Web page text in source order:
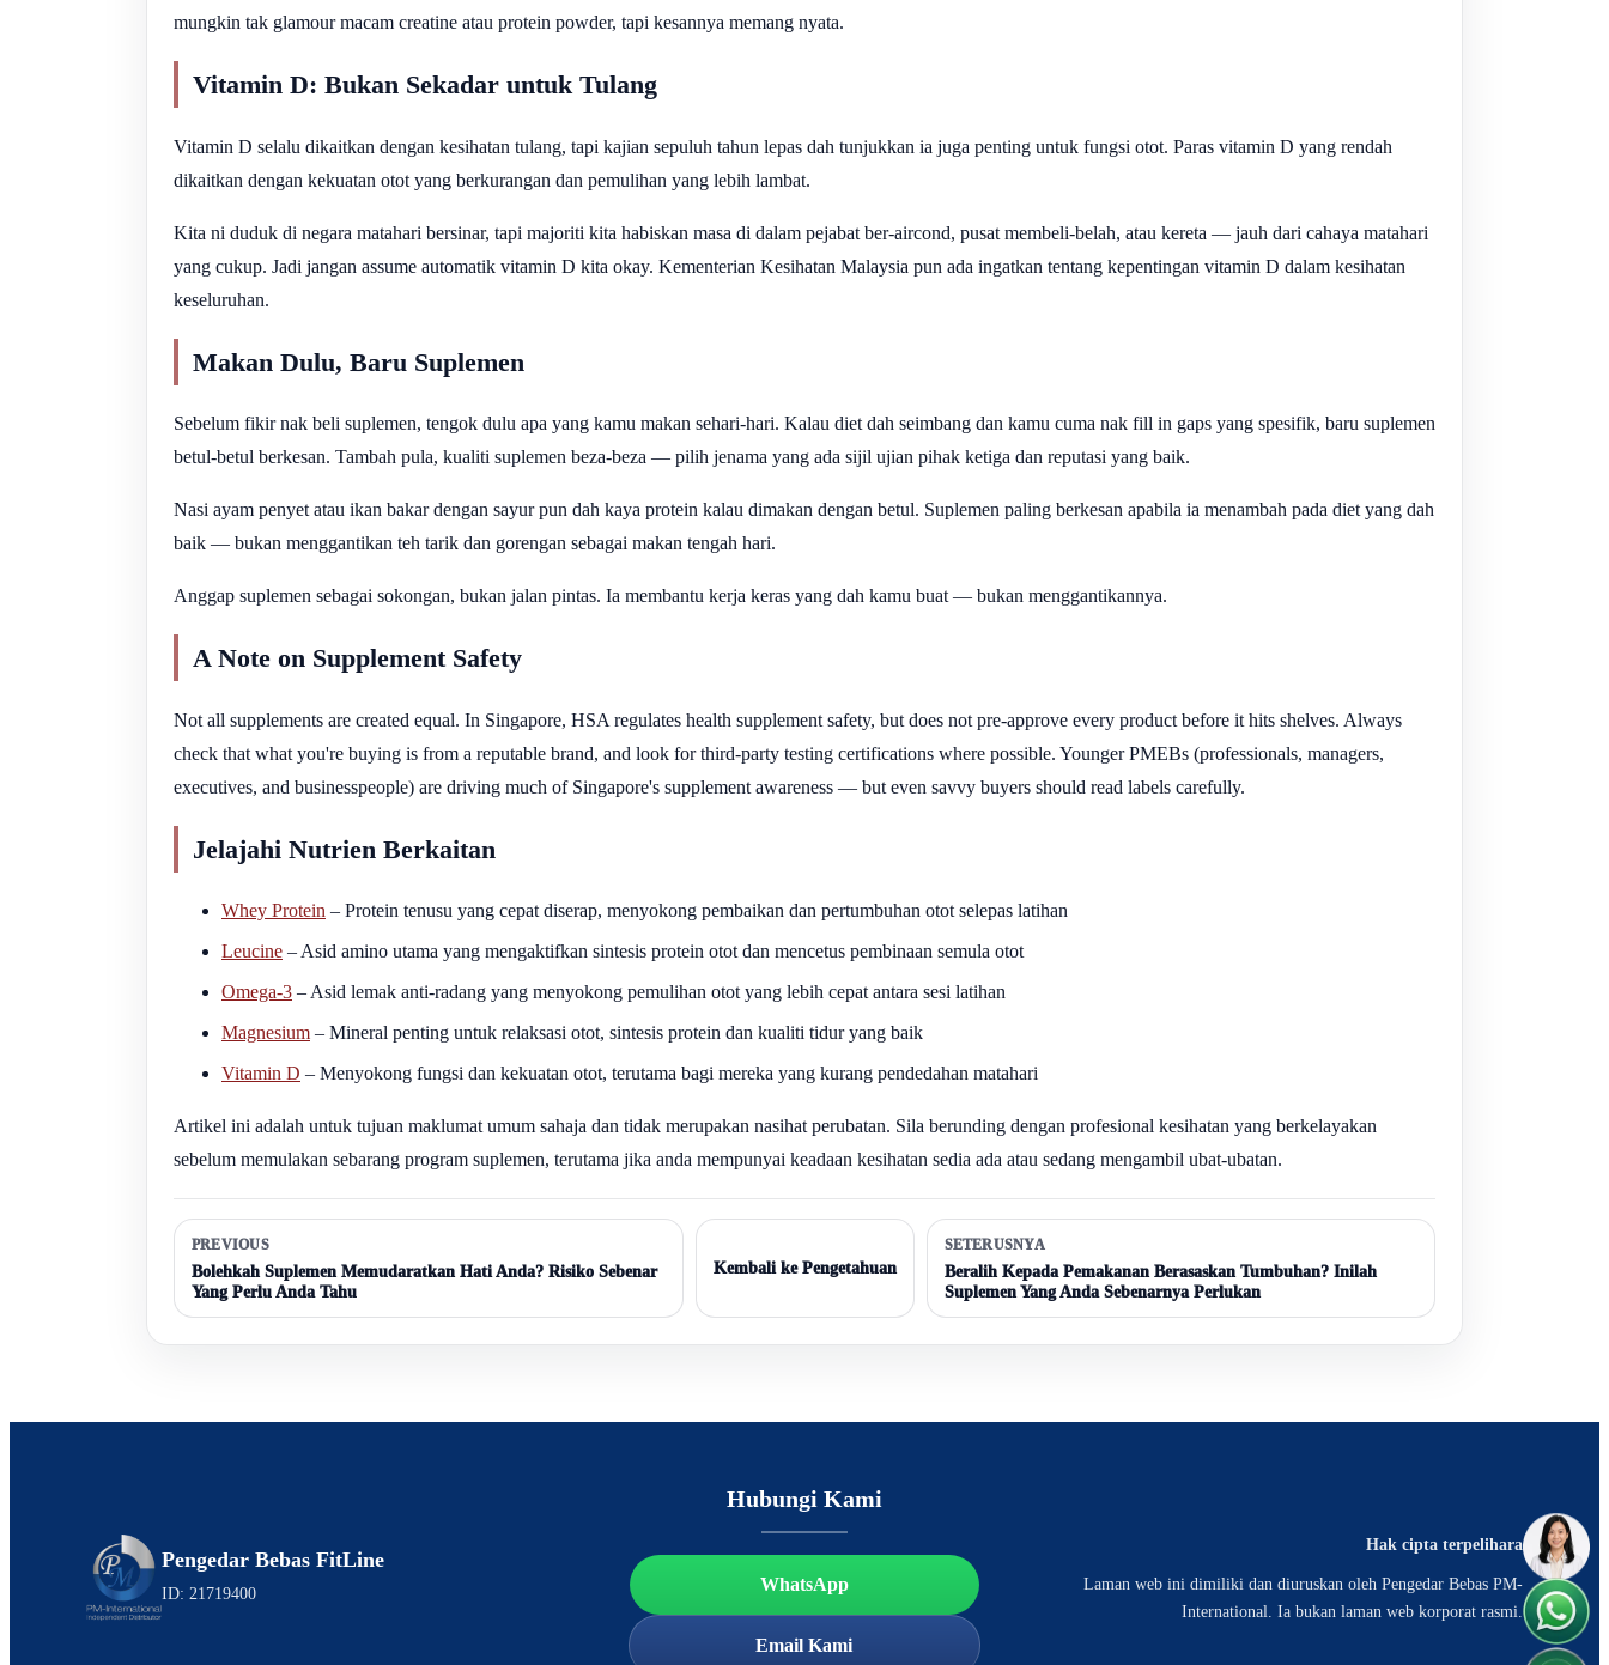
mungkin tak glamour macam creatine atau protein powder, tapi kesannya memang nyata.
Vitamin D: Bukan Sekadar untuk Tulang
Vitamin D selalu dikaitkan dengan kesihatan tulang, tapi kajian sepuluh tahun lepas dah tunjukkan ia juga penting untuk fungsi otot. Paras vitamin D yang rendah
dikaitkan dengan kekuatan otot yang berkurangan dan pemulihan yang lebih lambat.
Kita ni duduk di negara matahari bersinar, tapi majoriti kita habiskan masa di dalam pejabat ber-aircond, pusat membeli-belah, atau kereta — jauh dari cahaya matahari
yang cukup. Jadi jangan assume automatik vitamin D kita okay. Kementerian Kesihatan Malaysia pun ada ingatkan tentang kepentingan vitamin D dalam kesihatan
keseluruhan.
Makan Dulu, Baru Suplemen
Sebelum fikir nak beli suplemen, tengok dulu apa yang kamu makan sehari-hari. Kalau diet dah seimbang dan kamu cuma nak fill in gaps yang spesifik, baru suplemen
betul-betul berkesan. Tambah pula, kualiti suplemen beza-beza — pilih jenama yang ada sijil ujian pihak ketiga dan reputasi yang baik.
Nasi ayam penyet atau ikan bakar dengan sayur pun dah kaya protein kalau dimakan dengan betul. Suplemen paling berkesan apabila ia menambah pada diet yang dah
baik — bukan menggantikan teh tarik dan gorengan sebagai makan tengah hari.
Anggap suplemen sebagai sokongan, bukan jalan pintas. Ia membantu kerja keras yang dah kamu buat — bukan menggantikannya.
A Note on Supplement Safety
Not all supplements are created equal. In Singapore, HSA regulates health supplement safety, but does not pre-approve every product before it hits shelves. Always
check that what you're buying is from a reputable brand, and look for third-party testing certifications where possible. Younger PMEBs (professionals, managers,
executives, and businesspeople) are driving much of Singapore's supplement awareness — but even savvy buyers should read labels carefully.
Jelajahi Nutrien Berkaitan
Whey Protein – Protein tenusu yang cepat diserap, menyokong pembaikan dan pertumbuhan otot selepas latihan
Leucine – Asid amino utama yang mengaktifkan sintesis protein otot dan mencetus pembinaan semula otot
Omega-3 – Asid lemak anti-radang yang menyokong pemulihan otot yang lebih cepat antara sesi latihan
Magnesium – Mineral penting untuk relaksasi otot, sintesis protein dan kualiti tidur yang baik
Vitamin D – Menyokong fungsi dan kekuatan otot, terutama bagi mereka yang kurang pendedahan matahari
Artikel ini adalah untuk tujuan maklumat umum sahaja dan tidak merupakan nasihat perubatan. Sila berunding dengan profesional kesihatan yang berkelayakan
sebelum memulakan sebarang program suplemen, terutama jika anda mempunyai keadaan kesihatan sedia ada atau sedang mengambil ubat-ubatan.
PREVIOUS
Bolehkah Suplemen Memudaratkan Hati Anda? Risiko Sebenar
Yang Perlu Anda Tahu
Kembali ke Pengetahuan
SETERUSNYA
Beralih Kepada Pemakanan Berasaskan Tumbuhan? Inilah
Suplemen Yang Anda Sebenarnya Perlukan
Pengedar Bebas FitLine
ID: 21719400
Hubungi Kami
WhatsApp
Email Kami
Hak cipta terpelihara
Laman web ini dimiliki dan diuruskan oleh Pengedar Bebas PM-
International. Ia bukan laman web korporat rasmi.